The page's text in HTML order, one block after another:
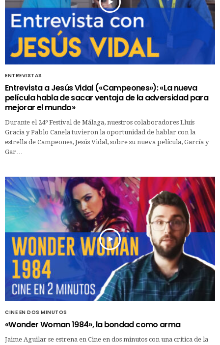
ENTREVISTAS
Entrevista a Jesús Vidal («Campeones»): «La nueva
película habla de sacar ventaja de la adversidad para
mejorar el mundo»
Durante el 24º Festival de Málaga, nuestros colaboradores Lluís
Gracia y Pablo Canela tuvieron la oportunidad de hablar con la
estrella de Campeones, Jesús Vidal, sobre su nueva película, García y
Gar…
CINE EN DOS MINUTOS
«Wonder Woman 1984», la bondad como arma
Jaime Aguilar se estrena en Cine en dos minutos con una crítica de la